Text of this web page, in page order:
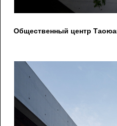
Общественный центр